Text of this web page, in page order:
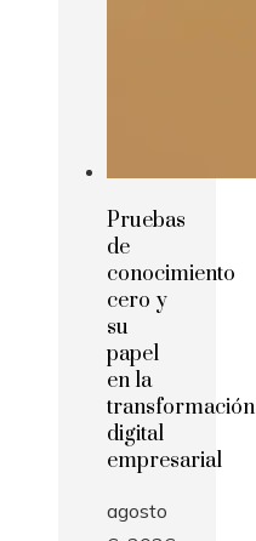
Pruebas
de
conocimiento
cero y
su
papel
en la
transformación
digital
empresarial
agosto